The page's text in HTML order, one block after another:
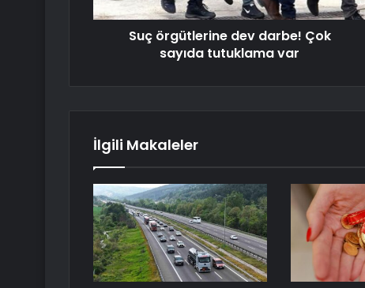
Suç örgütlerine dev darbe! Çok
sayıda tutuklama var
İlgili Makaleler